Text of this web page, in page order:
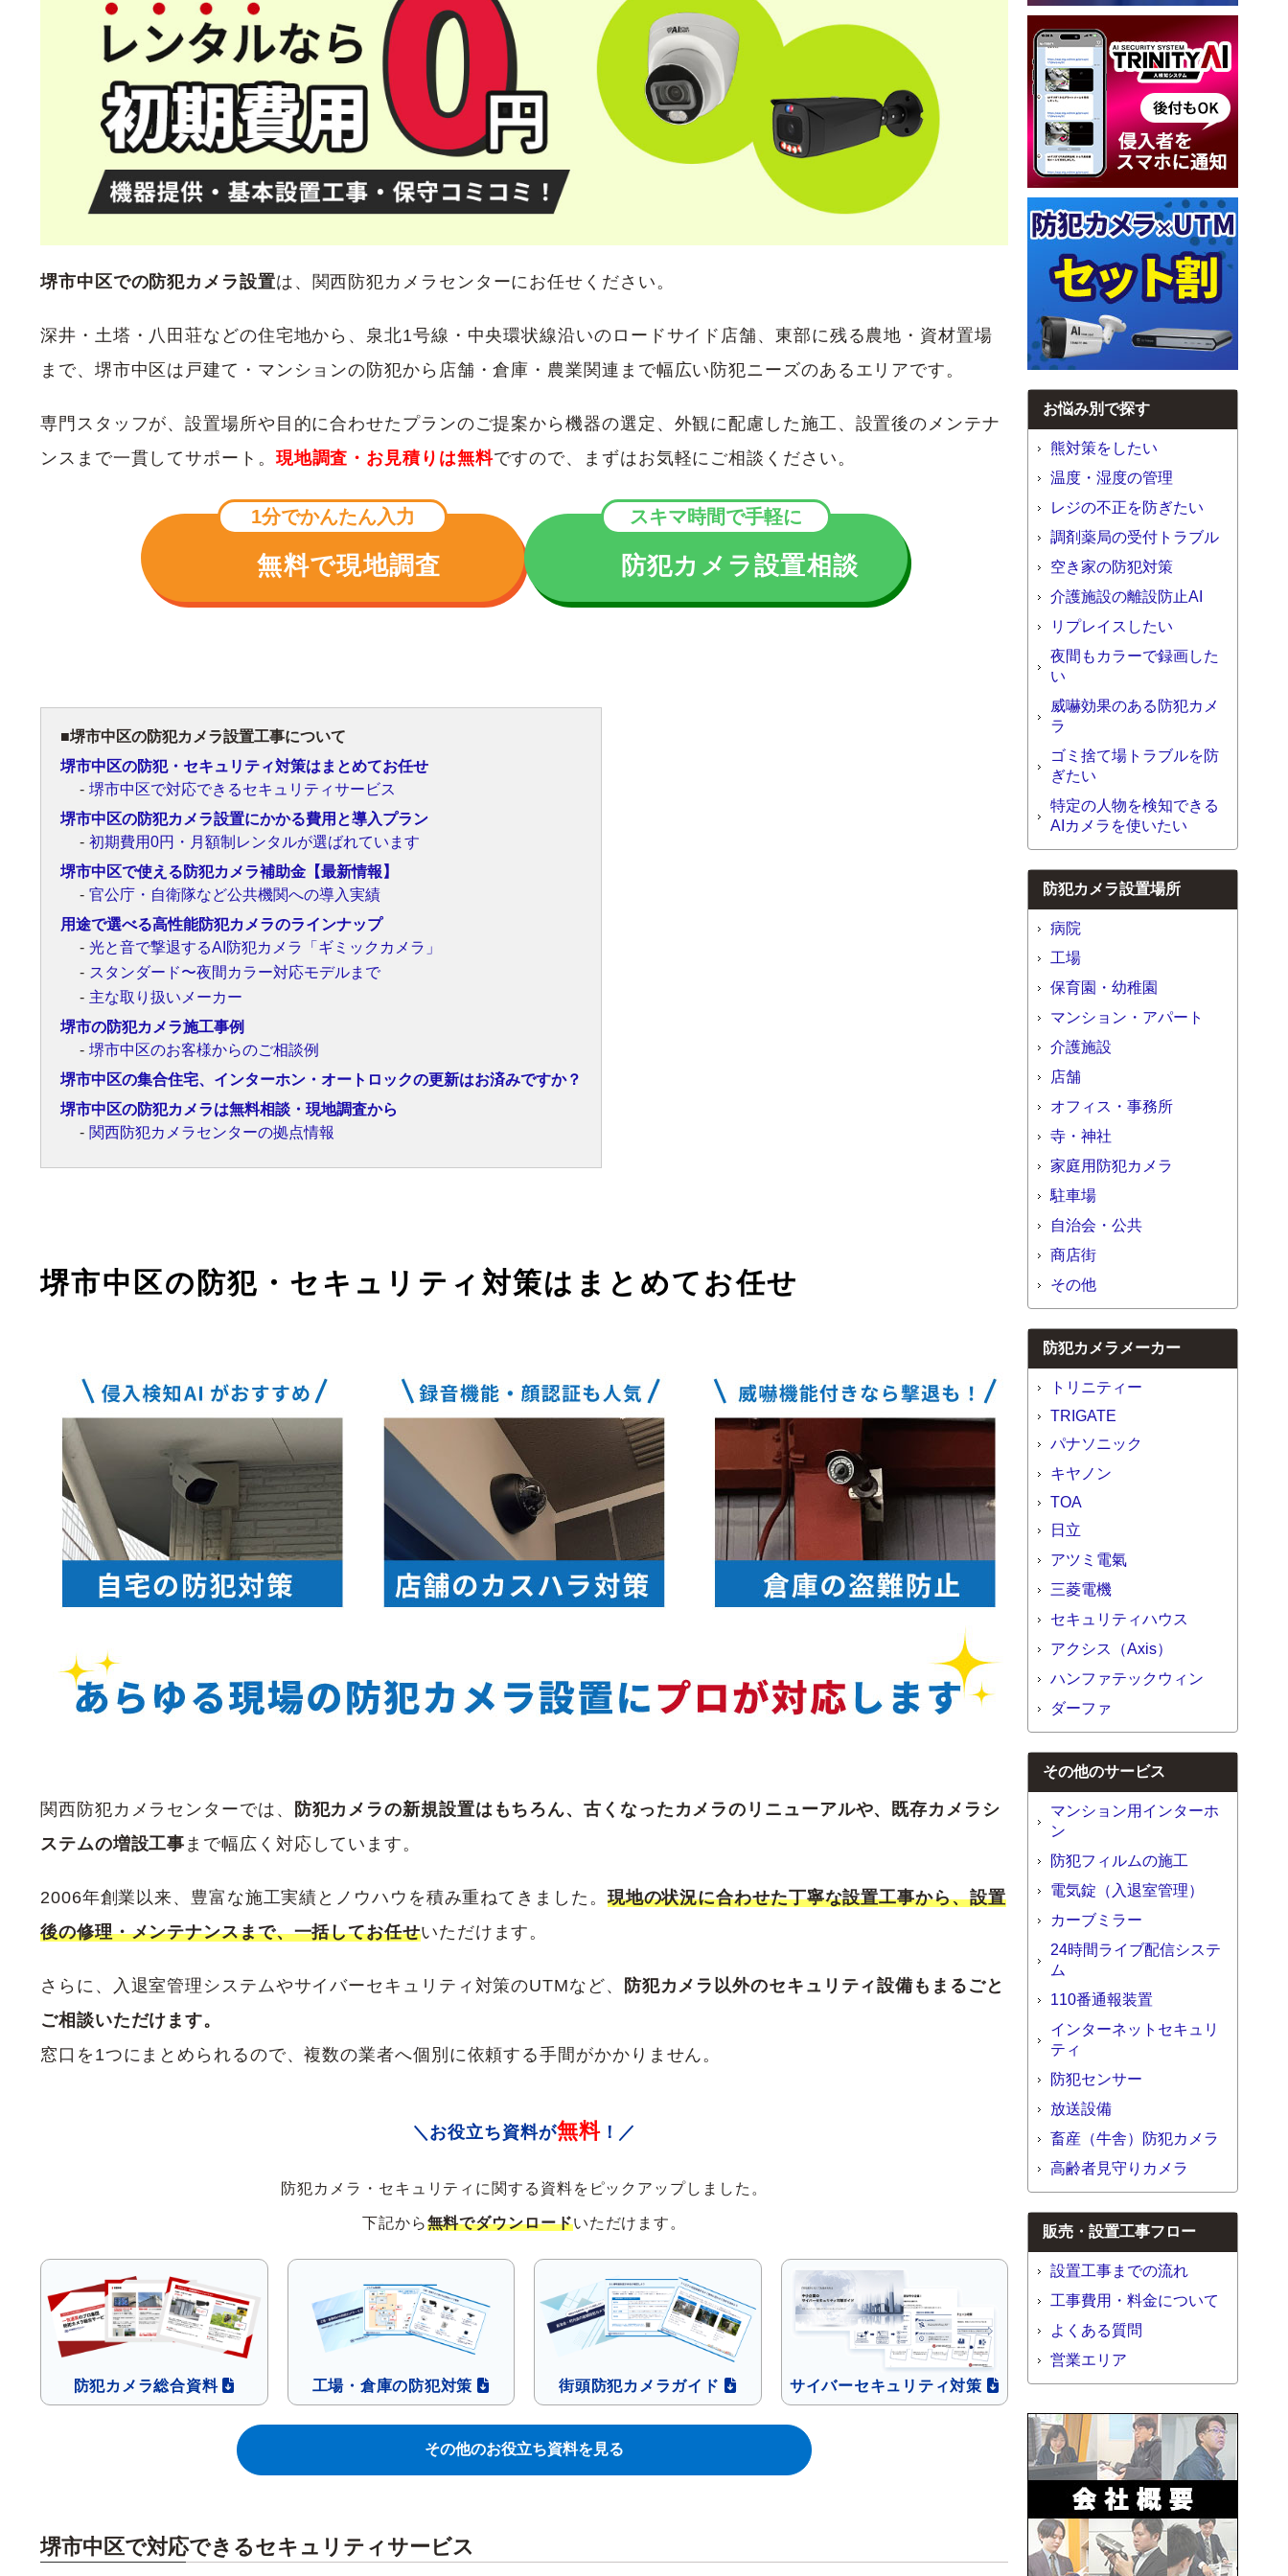
堺市中区での防犯カメラ設置は、関西防犯カメラセンターにお任せください。
深井・土塔・八田荘などの住宅地から、泉北1号線・中央環状線沿いのロードサイド店舗、東部に残る農地・資材置場
まで、堺市中区は戸建て・マンションの防犯から店舗・倉庫・農業関連まで幅広い防犯ニーズのあるエリアです。
専門スタッフが、設置場所や目的に合わせたプランのご提案から機器の選定、外観に配慮した施工、設置後のメンテナ
ンスまで一貫してサポート。 現地調査・お見積りは無料ですので、まずはお気軽にご相談ください。
1分でかんたん入力
無料で現地調査
スキマ時間で手軽に
防犯カメラ設置相談
堺市中区の防犯カメラ設置工事について
堺市中区の防犯・セキュリティ対策はまとめてお任せ
堺市中区で対応できるセキュリティサービス
堺市中区の防犯カメラ設置にかかる費用と導入プラン
初期費用0円・月額制レンタルが選ばれています
堺市中区で使える防犯カメラ補助金【最新情報】
官公庁・自衛隊など公共機関への導入実績
用途で選べる高性能防犯カメラのラインナップ
光と音で撃退するAI防犯カメラ「ギミックカメラ」
スタンダード〜夜間カラー対応モデルまで
主な取り扱いメーカー
堺市の防犯カメラ施工事例
堺市中区のお客様からのご相談例
堺市中区の集合住宅、インターホン・オートロックの更新はお済みですか？
堺市中区の防犯カメラは無料相談・現地調査から
関西防犯カメラセンターの拠点情報
堺市中区の防犯・セキュリティ対策は まとめてお任せ
関西防犯カメラセンターでは、
防犯カメラの新規設置はもちろん、古くなったカメラのリニューアルや、既存カメラシ
ステムの増設工事 まで幅広く対応しています。
2006年創業以来、豊富な施工実績とノウハウを積み重ねてきました。 現地の状況に合わせた丁寧な設置工事から、設置
後の修理・メンテナンスまで、一括してお任せいただけます。
さらに、入退室管理システムやサイバーセキュリティ対策のUTMなど、
防犯カメラ以外のセキュリティ設備もまるごと
ご相談いただけます。
窓口を1つにまとめられるので、複数の業者へ個別に依頼する手間がかかりません。
＼お役立ち資料が無料！／
防犯カメラ・セキュリティに関する資料を ピックアップしました。
下記から無料でダウンロードいただけます。
防犯カメラ総合資料 工場・倉庫の 防犯対策 街頭防犯カメラ ガイド サイバーセキュリティ対策
その他のお役立ち資料を見る
堺市中区で対応できるセキュリティサービス
お悩み別で探す
熊対策をしたい
温度・湿度の管理
レジの不正を防ぎたい
調剤薬局の受付トラブル
空き家の防犯対策
介護施設の離設防止AI
リプレイスしたい
夜間もカラーで録画した
い
威嚇効果のある防犯カメ
ラ
ゴミ捨て場トラブルを防
ぎたい
特定の人物を検知できる
AIカメラを使いたい
防犯カメラ設置場所
病院
工場
保育園・幼稚園
マンション・アパート
介護施設
店舗
オフィス・事務所
寺・神社
家庭用防犯カメラ
駐車場
自治会・公共
商店街
その他
防犯カメラメーカー
トリニティー
TRIGATE
パナソニック
キヤノン
TOA
日立
アツミ電氣
三菱電機
セキュリティハウス
アクシス（Axis）
ハンファテックウィン
ダーファ
その他のサービス
マンション用インターホ
ン
防犯フィルムの施工
電気錠（入退室管理）
カーブミラー
24時間ライブ配信システ
ム
110番通報装置
インターネットセキュリ
ティ
防犯センサー
放送設備
畜産（牛舎）防犯カメラ
高齢者見守りカメラ
販売・設置工事フロー
設置工事までの流れ
工事費用・料金について
よくある質問
営業エリア